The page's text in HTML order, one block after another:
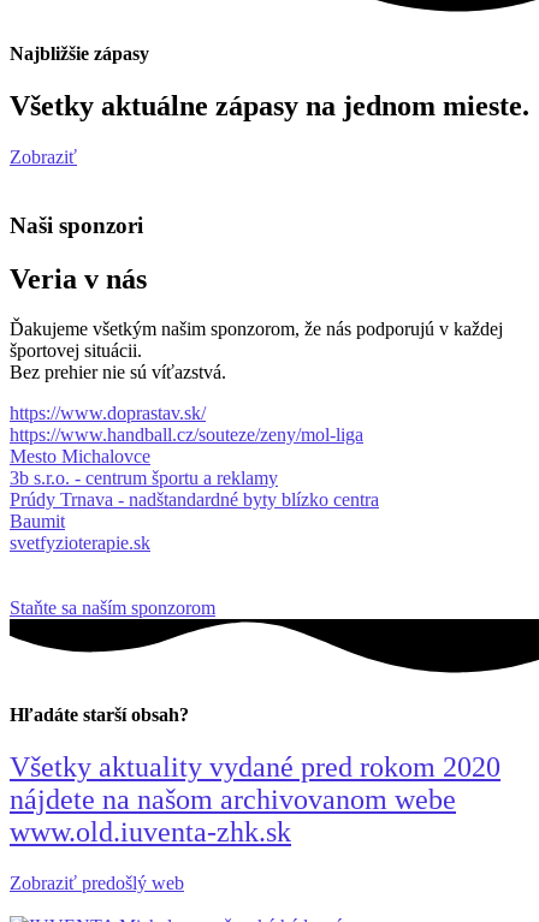
Najbližšie zápasy
Všetky aktuálne zápasy na jednom mieste.
Zobraziť
Naši sponzori
Veria v nás
Ďakujeme všetkým našim sponzorom, že nás podporujú v každej
športovej situácii.
Bez prehier nie sú víťazstvá.
https://www.doprastav.sk/
https://www.handball.cz/souteze/zeny/mol-liga
Mesto Michalovce
3b s.r.o. - centrum športu a reklamy
Prúdy Trnava - nadštandardné byty blízko centra
Baumit
svetfyzioterapie.sk
Staňte sa naším sponzorom
Hľadáte starší obsah?
Všetky aktuality vydané pred rokom 2020
nájdete na našom archivovanom webe
www.old.iuventa-zhk.sk
Zobraziť predošlý web